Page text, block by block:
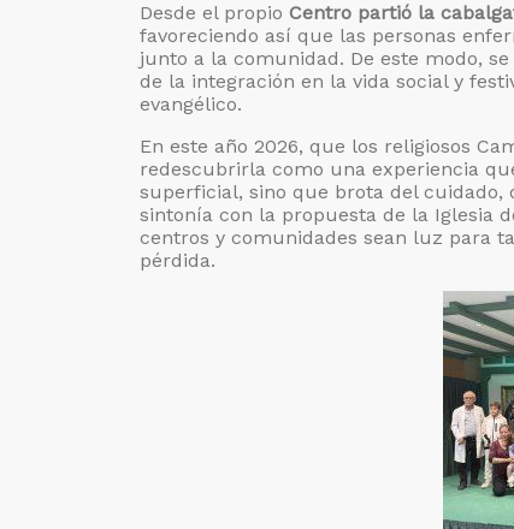
Desde el propio Centro partió la
favoreciendo así que las personas
junto a la comunidad. De este modo,
de la integración en la vida social y
evangélico.
En este año 2026, que los religiosos
redescubrirla como una experiencia
superficial, sino que brota del cuidado,
sintonía con la propuesta de la Iglesia
centros y comunidades sean luz para
pérdida.